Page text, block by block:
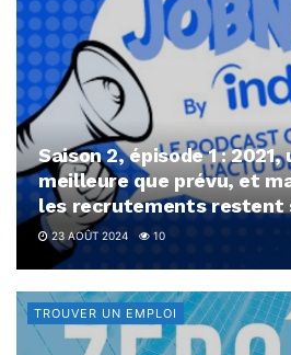
Saison 2, épisode 1 : 2021,
meilleure que prévu, et
les recrutements restent
23 AOÛT 2024 10
TROUVER UN EMPLOI